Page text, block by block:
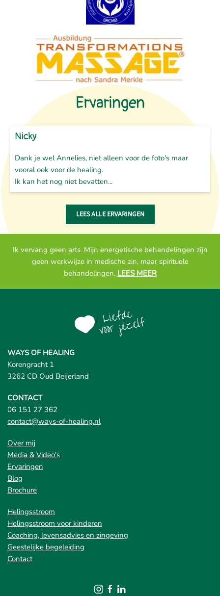
Ervaringen
Nicky
Dank je wel Annelies, niet alleen voor de foto's maar
vooral ook voor de healing.
Ik kan het nog niet bevatten...
LEES ALLE ERVARINGEN
Ik vervang geen arts. Mijn energetische behandelingen zijn
geen werkwijze in medische zin, maar spirituele
behandelingen. LEES MEER
WAYS OF HEALING
Korengracht 1
3262 CD Oud Beijerland
CONTACT
06 151 27 362
contact@ways-of-healing.nl
Over mij
Media & Video's
Ervaringen
Blog
Brochure
Helingsstroom
Helingsstroom voor kinderen
Coaching, levensadvies en zingeving
Geestelijke begeleiding
Contact